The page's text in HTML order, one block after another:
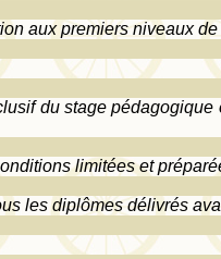
aux premiers niveaux
du stage
limitées et
les diplômes délivrés